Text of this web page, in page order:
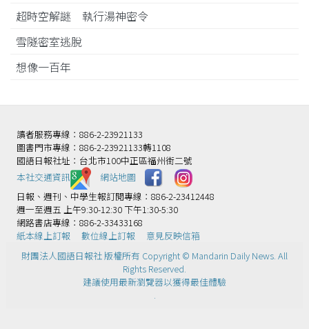
超時空解謎 執行湯神密令
雪隧密室逃脫
想像一百年
讀者服務專線：886-2-23921133
圖書門市專線：886-2-23921133轉1108
國語日報社址：台北市100中正區福州街二號
本社交通資訊️
網站地圖
日報、週刊、中學生報訂閱專線：886-2-23412448
週一至週五 上午9:30-12:30 下午1:30-5:30
網路書店專線：886-2-33433168
紙本線上訂報
數位線上訂報
意見反映信箱
財團法人國語日報社 版權所有 Copyright © Mandarin Daily News. All
Rights Reserved.
建議使用最新瀏覽器以獲得最佳體驗
.